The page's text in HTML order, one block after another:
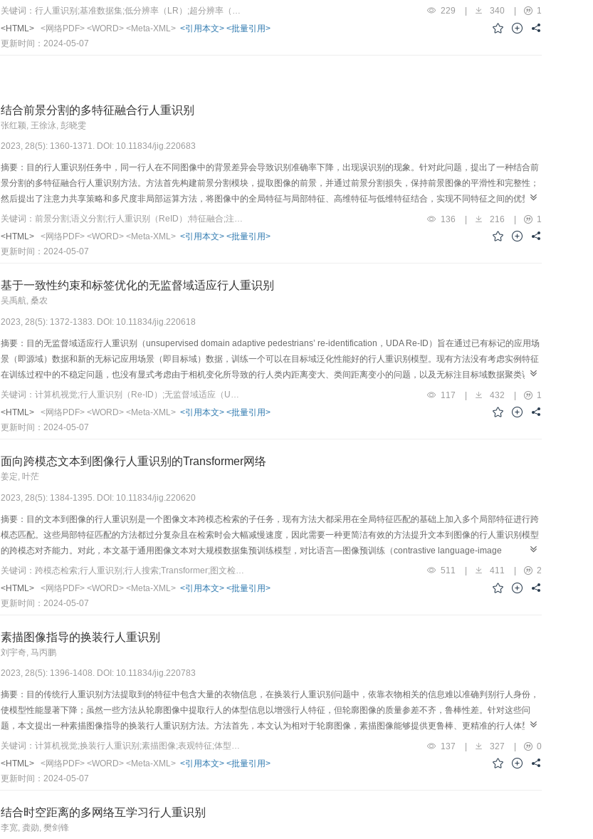
机摄像头和球机摄像头收集裁剪得到，最终形成包含200个有身份标签的行人和320个无身份标签的行人重识别数据集。与同类其他数据集不
同，该数据集为每个行人同时提供高分辨率和低分辨率图像。针对低分辨率下的行人匹配难题，本文提出的基准模型考虑了图像超分、行人特征
学习以及判别3个方面因素，并设计了相应的超分模块、特征学习模块和特征判别器模块，分别完成低分辨率图像超分、行人特征学习以及行人
关键词：行人重识别;基准数据集;低分辨率（LR）;超分辨率（SR）;判别器 229 340
1
<HTML>
<网络PDF> <WORD> <Meta-XML> <引用本文> <批量引用>
更新时间：2024-05-07
结合前景分割的多特征融合行人重识别
张红颖, 王徐泳, 彭晓雯
2023, 28(5): 1360-1371. DOI: 10.11834/jig.220683
摘要：目的行人重识别任务中，同一行人在不同图像中的背景差异会导致识别准确率下降，出现误识别的现象。针对此问题，提出了一种结合前
景分割的多特征融合行人重识别方法。方法首先构建前景分割模块，提取图像的前景，并通过前景分割损失，保持前景图像的平滑性和完整性；
然后提出了注意力共享策略和多尺度非局部运算方法，将图像中的全局特征与局部特征、高维特征与低维特征结合，实现不同特征之间的优势互
补；最后通过多损失函数对网络模型进行训练优化。结果在3个公开数据集Market-1501、DukeMTMC-reID（Duke multi-tracking multi-camera
re-identification）和MSMT17（multi-scene multi-time person ReID dataset）上进行了消融实验和对比实验，并以首位命中率（rank-1
accuracy，Rank-1）和平均精度均值（mean average precision，mAP）作为评价指标。实验结果显示，在引入前景分割和多特征融合方法
91.5%和82.3%以及83.9%和63.8%，相比于对比算法，本文方法具有较大优势。结论本文提出的结合前景分割的多特征融合方法，在提取前景
的同时，综合了不同尺度和不同粒度图像特征，相较于已有模型，提高了识别准确率。同时，前景分割模块消除了无用背景，缓解了背景差异导
关键词：前景分割;语义分割;行人重识别（ReID）;特征融合;注意力机制 136 216
1
<HTML>
<网络PDF> <WORD> <Meta-XML> <引用本文> <批量引用>
更新时间：2024-05-07
基于一致性约束和标签优化的无监督域适应行人重识别
吴禹航, 桑农
2023, 28(5): 1372-1383. DOI: 10.11834/jig.220618
摘要：目的无监督域适应行人重识别（unsupervised domain adaptive pedestrians’ re-identification，UDA Re-ID）旨在通过已有标记的应用场
景（即源域）数据和新的无标记应用场景（即目标域）数据，训练一个可以在目标域泛化性能好的行人重识别模型。现有方法没有考虑实例特征
在训练过程中的不稳定问题，也没有显式考虑由于相机变化所导致的行人类内距离变大、类间距离变小的问题，以及无标注目标域数据聚类误差
带来的伪标签噪声问题。针对这些问题，提出了一种具有一致性约束和标签优化的方法。方法首先提出了实例一致性以约束同一实例在不同增广
下的特征距离，提升行人实例特征稳定性；然后提出相机一致性以约束跨相机正实例特征对之间的距离，提升对相机变化的鲁棒性；最后提出了
基于标签集成的标签优化，将one-hot编码的伪标签转换为更可靠的软标签，提升了监督信号的鲁棒性。结果本文方法在Duke→Market，
85.0%，73.5%，41.3%， 39.3%；Rank-1分别为94.0%，85.6%，71.6%，69.5%。通过消融实验验证了本文提出的3个模块的有效性。结论
提出的实例一致性约束和相机一致性约束可以使模型学习到更鲁棒的行人特征表达，提升行人特征的稳定性，提出的基于标签集成的标签优化可
关键词：计算机视觉;行人重识别（Re-ID）;无监督域适应（UDA）;一致性约束;标签优化 117 | 432 |
1
<HTML>
<网络PDF> <WORD> <Meta-XML> <引用本文> <批量引用>
更新时间：2024-05-07
面向跨模态文本到图像行人重识别的Transformer网络
姜定, 叶茫
2023, 28(5): 1384-1395. DOI: 10.11834/jig.220620
摘要：目的文本到图像的行人重识别是一个图像文本跨模态检索的子任务，现有方法大都采用在全局特征匹配的基础上加入多个局部特征进行跨
模态匹配。这些局部特征匹配的方法都过分复杂且在检索时会大幅减慢速度，因此需要一种更简洁有效的方法提升文本到图像的行人重识别模型
的跨模态对齐能力。对此，本文基于通用图像文本对大规模数据集预训练模型，对比语言—图像预训练（contrastive language-image
pretraining，CLIP），提出了一种温度投影匹配结合CLIP的文本到图像行人重识别方法。方法借助CLIP预训练模型的跨模态图像文本对齐的能
力，本文模型仅使用全局特征进行细粒度的图像文本语义特征对齐。此外，本文提出了温度缩放跨模态投影匹配（temperature-scaled cross
modal projection matching，TCMPM）损失函数来进行图像文本跨模态特征匹配。结果在本领域的两个数据集上与最新的文本到图像行人重识
到图像行人重识别方法可以直接迁移CLIP的跨模态匹配知识，无须冻结模型参数训练或接入其他小模型辅助训练。结合提出的TCMPM损失函
数，本文方法仅使用全局特征匹配就在检索性能上大幅超过了现有局部特征方法。
511 411
2
<HTML>
<网络PDF> <WORD> <Meta-XML> <引用本文> <批量引用>
更新时间：2024-05-07
素描图像指导的换装行人重识别
刘宇奇, 马丙鹏
2023, 28(5): 1396-1408. DOI: 10.11834/jig.220783
摘要：目的传统行人重识别方法提取到的特征中包含大量的衣物信息，在换装行人重识别问题中，依靠衣物相关的信息难以准确判别行人身份，
使模型性能显著下降；虽然一些方法从轮廓图像中提取行人的体型信息以增强行人特征，但轮廓图像的质量参差不齐，鲁棒性差。针对这些问
题，本文提出一种素描图像指导的换装行人重识别方法。方法首先，本文认为相对于轮廓图像，素描图像能够提供更鲁棒、更精准的行人体型信
息，因此本文使用素描图像提取行人的体型信息，并将其融入表观特征以获取完备的行人特征。然后，提出一个基于素描图像的衣物无关权重指
导模块，进一步使用素描图像中的衣物位置信息指导表观特征的提取过程，从而减少表观特征中的衣物信息，增强表观特征的判别力。结果在
LTCC（long-term cloth changing）和PRCC（person re-identification under moderate clothing change）两个常用换装行人数据集上，本文方
果表明，素描图像在鲁棒性和准确性上均优于轮廓图像，能够更好地获取行人体型信息，并且能够为表观特征提供更多体型互补信息。结论提出
的衣物无关权重指导模块能有效减少行人表观特征中衣物信息的含量；提出的素描图像指导的换装行人重识别方法有效获取了包含衣物无关表观
关键词：计算机视觉;换装行人重识别;素描图像;表观特征;体型特征;双流网络 137 | 327 |
0
<HTML>
<网络PDF> <WORD> <Meta-XML> <引用本文> <批量引用>
更新时间：2024-05-07
结合时空距离的多网络互学习行人重识别
李宽, 龚勋, 樊剑锋